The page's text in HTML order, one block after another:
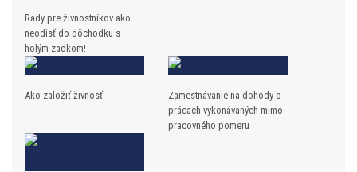
Rady pre živnostníkov ako
neodísť do dôchodku s
holým zadkom!
Ako založiť živnosť
Zamestnávanie na dohody o
prácach vykonávaných mimo
pracovného pomeru